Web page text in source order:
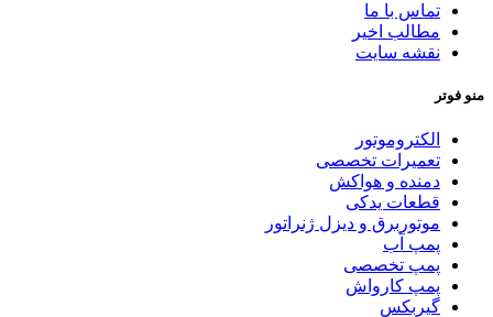
تماس با ما
مطالب اخیر
نقشه سایت
منو فوتر
الکتروموتور
تعمیرات تخصصی
دمنده و هواکش
قطعات یدکی
موتوربرق و دیزل ژنراتور
پمپ آب
پمپ تخصصی
پمپ کارواش
گیربکس